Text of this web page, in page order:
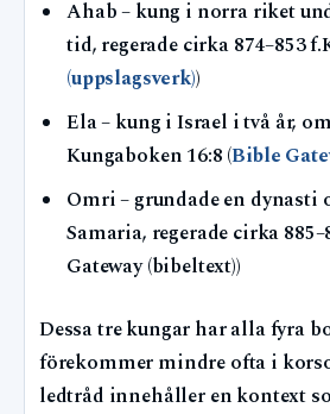
Ahab – kung i norra riket
tid, regerade cirka 874–853
(uppslagsverk))
Ela – kung i Israel i två år,
Kungaboken 16:8 (Bible
Omri – grundade en dynasti
Samaria, regerade cirka
Gateway (bibeltext))
Dessa tre kungar har alla fyra
förekommer mindre ofta i
ledtråd innehåller en kontext